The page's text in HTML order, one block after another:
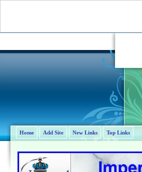
Home Add Site New Links Top Links